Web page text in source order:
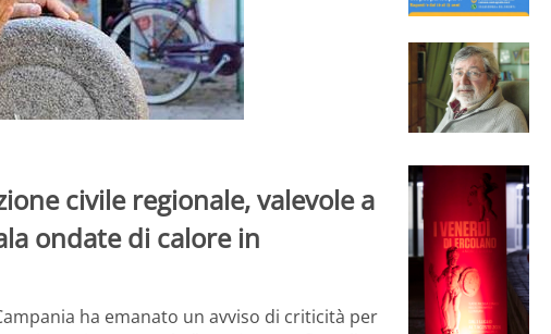
civile regionale, valevole a
ondate di calore in
ha emanato un avviso di criticità per